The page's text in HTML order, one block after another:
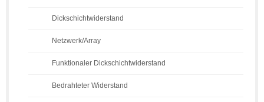
Dickschichtwiderstand
Netzwerk/Array
Funktionaler Dickschichtwiderstand
Bedrahteter Widerstand